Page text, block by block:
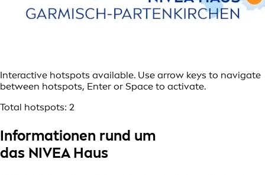
Interactive hotspots available. Use arrow keys to navigate
between hotspots, Enter or Space to activate.
Total hotspots: 2
Informationen rund um
das NIVEA Haus